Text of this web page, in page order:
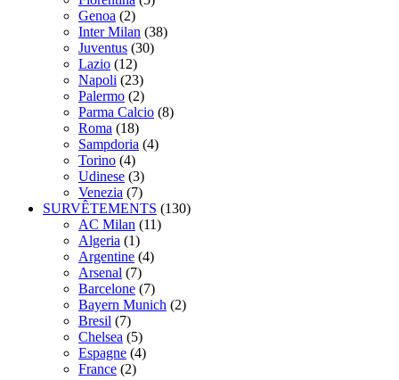
Genoa (2)
Inter Milan (38)
Juventus (30)
Lazio (12)
Napoli (23)
Palermo (2)
Parma Calcio (8)
Roma (18)
Sampdoria (4)
Torino (4)
Udinese (3)
Venezia (7)
SURVÊTEMENTS (130)
AC Milan (11)
Algeria (1)
Argentine (4)
Arsenal (7)
Barcelone (7)
Bayern Munich (2)
Bresil (7)
Chelsea (5)
Espagne (4)
France (2)